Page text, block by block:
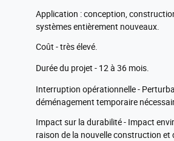
Application : conception,
systèmes entièrement nouveaux.
Coût - très élevé.
Durée du projet - 12 à 36 mois.
Interruption opérationnelle -
déménagement temporaire
Impact sur la durabilité - Impact
raison de la nouvelle construction et